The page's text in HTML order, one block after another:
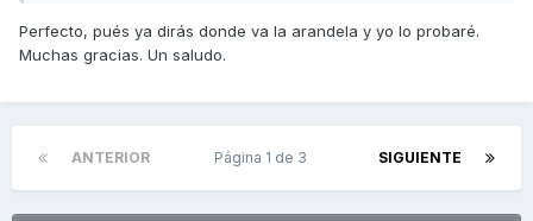
Perfecto, pués ya dirás donde va la arandela y yo lo probaré.
Muchas gracias. Un saludo.
ANTERIOR SIGUIENTE
Página 1 de 3